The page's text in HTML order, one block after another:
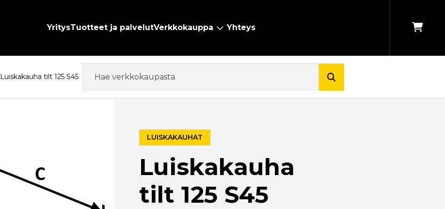
YritysTuotteet ja palvelutVerkkokauppa Yhteys
Luiskakauha tilt 125 S45
LUISKAKAUHAT
Luiskakauha
tilt 125 S45